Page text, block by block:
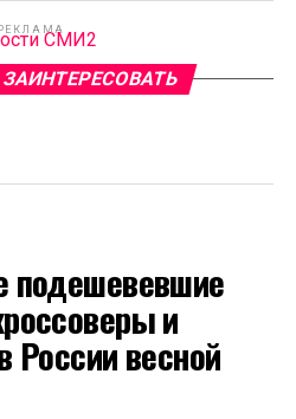
РЕКЛАМАСМИ2
подешевевшие
и
России весной